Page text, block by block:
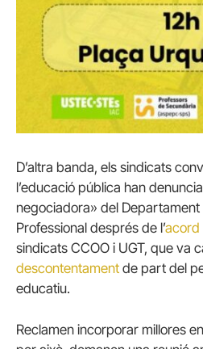
D’altra banda, els sindicats
l’educació pública han
negociadora» del Departament
Professional després de l’acord
sindicats CCOO i UGT, que va
descontentament de part del
educatiu.
Reclamen incorporar millores